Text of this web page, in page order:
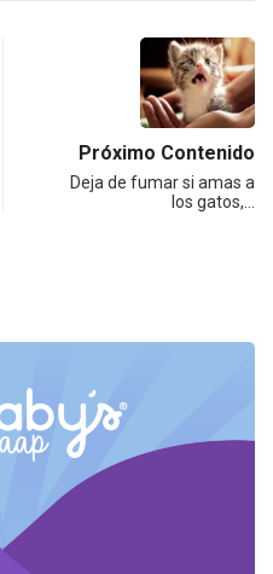
Próximo Contenido
Deja de fumar si amas a
los gatos,…